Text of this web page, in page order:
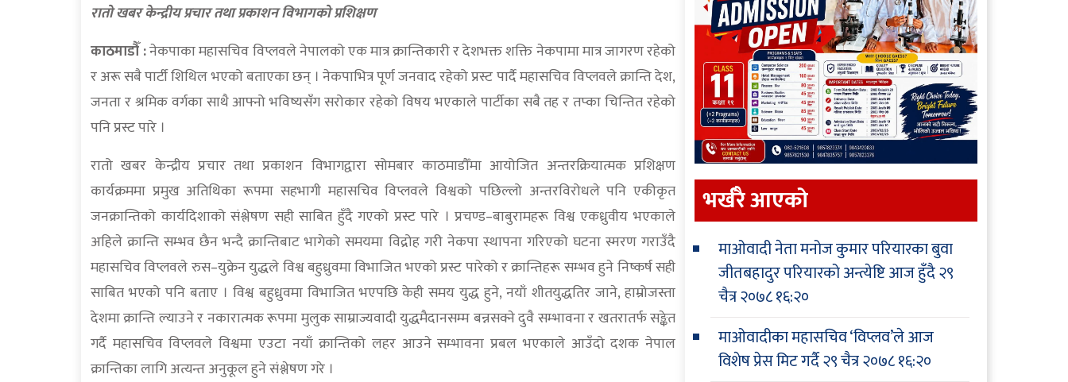
रातो खबर केन्द्रीय प्रचार तथा प्रकाशन विभागको प्रशिक्षण
काठमाडौँ :नेकपाका महासचिव विप्लवले नेपालको एक मात्र क्रान्तिकारी र देशभक्त शक्ति नेकपामा मात्र जागरण रहेको
र अरू सबै पार्टी शिथिल भएको बताएका छन् । नेकपाभित्र पूर्ण जनवाद रहेको प्रस्ट पार्दै महासचिव विप्लवले क्रान्ति देश,
जनता र श्रमिक वर्गका साथै आफ्नो भविष्यसँग सरोकार रहेको विषय भएकाले पार्टीका सबै तह र तप्का चिन्तित रहेको
पनि प्रस्ट पारे ।
रातो खबर केन्द्रीय प्रचार तथा प्रकाशन विभागद्वारा सोमबार काठमाडौँमा आयोजित अन्तरक्रियात्मक प्रशिक्षण
कार्यक्रममा प्रमुख अतिथिका रूपमा सहभागी महासचिव विप्लवले विश्वको पछिल्लो अन्तरविरोधले पनि एकीकृत
जनक्रान्तिको कार्यदिशाको संश्लेषण सही साबित हुँदै गएको प्रस्ट पारे । प्रचण्ड–बाबुरामहरू विश्व एकध्रुवीय भएकाले
अहिले क्रान्ति सम्भव छैन भन्दै क्रान्तिबाट भागेको समयमा विद्रोह गरी नेकपा स्थापना गरिएको घटना स्मरण गराउँदै
महासचिव विप्लवले रुस–युक्रेन युद्धले विश्व बहुध्रुवमा विभाजित भएको प्रस्ट पारेको र क्रान्तिहरू सम्भव हुने निष्कर्ष सही
साबित भएको पनि बताए । विश्व बहुध्रुवमा विभाजित भएपछि केही समय युद्ध हुने, नयाँ शीतयुद्धतिर जाने, हाम्रोजस्ता
देशमा क्रान्ति ल्याउने र नकारात्मक रूपमा मुलुक साम्राज्यवादी युद्धमैदानसम्म बन्नसक्ने दुवै सम्भावना र खतरातर्फ सङ्केत
गर्दै महासचिव विप्लवले विश्वमा एउटा नयाँ क्रान्तिको लहर आउने सम्भावना प्रबल भएकाले आउँदो दशक नेपाल
क्रान्तिका लागि अत्यन्त अनुकूल हुने संश्लेषण गरे ।
भर्खरै आएकाे
माओवादी नेता मनोज कुमार परियारका बुवा
जीतबहादुर परियारको अन्त्येष्टि आज हुँदै२९
चैत्र २०७८ १६:२०
माओवादीका महासचिव ‘विप्लव’ले आज
विशेष प्रेस मिट गर्दै२९ चैत्र २०७८ १६:२०